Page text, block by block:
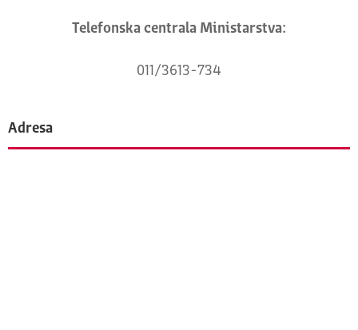
Telefonska centrala Ministarstva:
011/3613-734
Adresa